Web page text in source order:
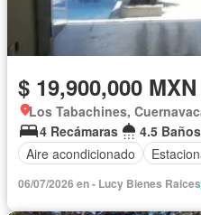
$ 19,900,000 MXN
Los Tabachines,
4 Recámaras
4.5 Baños
Aire acondicionado
06/07/2026 en - Lucy Bienes Raices